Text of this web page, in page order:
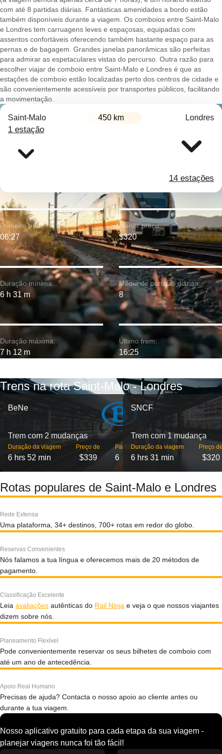
com até 8 partidas diárias. Fantásticas amenidades a bordo estão
também disponíveis durante a viagem. Os comboios entre Saint-Malo
e Londres tem carruagens leves e espaçosas, equipadas com
assentos confortáveis oferecendo também bastante espaço para as
pernas e de bagagem. Grandes janelas panorâmicas são perfeitas
para admirar as espetaculares vistas do percurso. Outra razão para
escolher viajar de comboio entre Saint-Malo e Londres é que as
estações de comboio estão localizadas perto dos centros de cidade e
são convenientemente acessíveis por transportes públicos, facilitando
a movimentação.
Saint-Malo 450 km Londres
1 estação
14 estações
Duração mínima:
6 h 31 m
Primeiro trem:
06:27
Duração máxima:
7 h 12 m
Menor preço:
$320
Média de partidas diárias:
8
Último trem:
16:25
Trens na rota Saint-Malo - Londres
BeNe
Trem com 2 mudanças
Duração da viagem
6 hrs 52 min
Preço de
$339
Partidas
6
SNCF
Trem com 1 mudança
Duração da viagem
6 hrs 31 min
Preço
$320
Rotas populares de Saint-Malo e Londres
Rede Extensa
Uma plataforma, 34+ destinos, 700+ rotas em redor do globo.
Reservas Convenientes
Nós falamos a tua língua e oferecemos mais de 20 métodos de
pagamento.
Classificação Excelente
Leia avaliações autênticas do Rail Ninja e veja o que nossos viajantes
dizem sobre nós.
Planeamento Flexível
Pode convenientemente reservar os seus bilhetes de comboio com
até um ano de antecedência.
Apoio Real Humano
Precisas de ajuda? Contacta o nosso apoio ao cliente antes ou
durante a tua viagem.
Nosso aplicativo gratuito para cada etapa da sua viagem -
planejar viagens nunca foi tão fácil!